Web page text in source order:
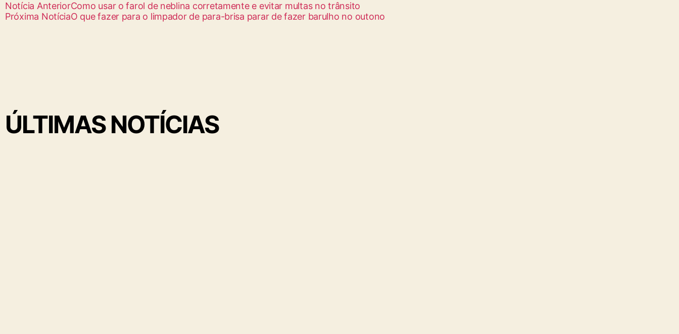
Notícia AnteriorComo usar o farol de neblina corretamente e evitar multas no trânsito
Próxima NotíciaO que fazer para o limpador de para-brisa parar de fazer barulho no outono
ÚLTIMAS NOTÍCIAS